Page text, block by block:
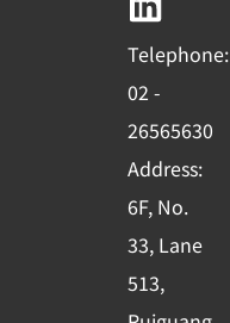
o
o
k
-
s
q
u
a
b
e
d
i
n
Telephone:
02 -
26565630
Address:
6F, No.
33, Lane
513,